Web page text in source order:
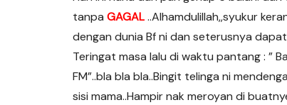
tanpa GAGAL..Alhamdulillah,,syukur
dengan dunia Bf ni dan seterusnya
Teringat masa lalu di waktu pantang : ”
FM”..bla bla bla..Bingit telinga ni
sisi mama..Hampir nak meroyan di